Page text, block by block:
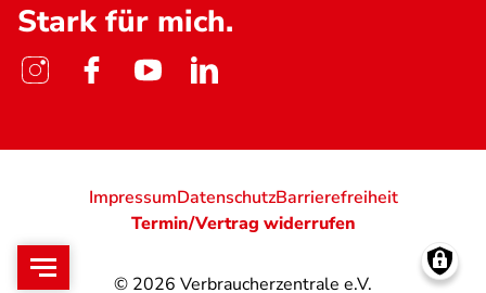
Stark für mich.
© 2026 Verbraucherzentrale e.V.
ImpressumDatenschutzBarrierefreiheit
Termin/Vertrag widerrufen